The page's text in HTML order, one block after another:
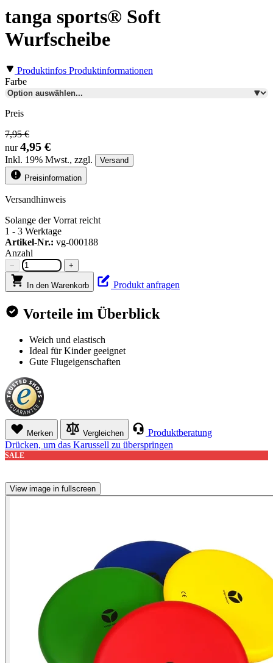
tanga sports® Soft
Wurfscheibe
Produktinfos Produktinformationen
Farbe
Preis
7,95 €
nur4,95 €
Inkl. 19% Mwst., zzgl.
Versand
Preisinformation
Versandhinweis
Solange der Vorrat reicht
1 - 3 Werktage
Artikel-Nr.: vg-000188
Anzahl
− +
In den Warenkorb Produkt anfragen
Vorteile im Überblick
Weich und elastisch
Ideal für Kinder geeignet
Gute Flugeigenschaften
Merken Vergleichen
Produktberatung
Drücken, um das Karussell zu überspringen
SALE
View image in fullscreen